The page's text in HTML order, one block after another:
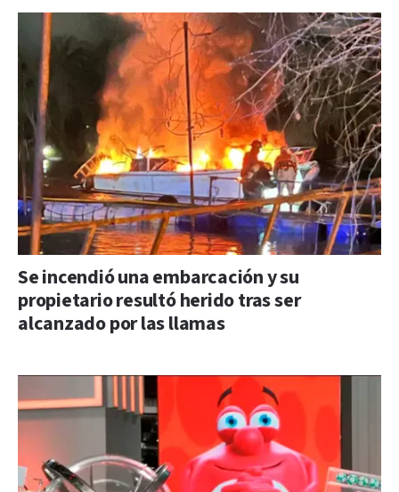
Se incendió una embarcación y su
propietario resultó herido tras ser
alcanzado por las llamas